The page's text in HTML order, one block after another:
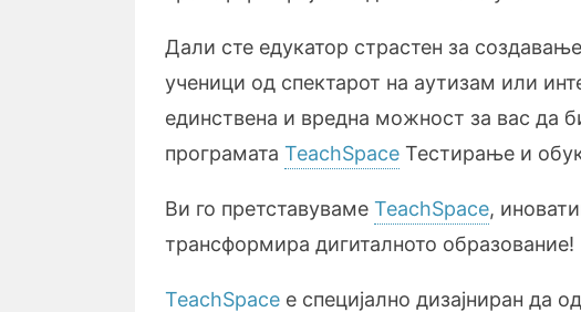
Дали сте едукатор страстен за
ученици од спектарот на аутизам или
единствена и вредна можност за вас да
програмата TeachSpace Тестирање и
Ви го претставуваме TeachSpace,
трансформира дигиталното образование!
TeachSpace е специјално дизајниран да